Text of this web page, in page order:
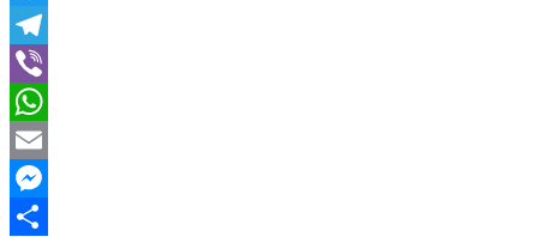
Twitter
Telegram
Viber
WhatsApp
Email
Messenger